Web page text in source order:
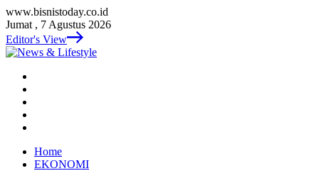
www.bisnistoday.co.id
Jumat , 7 Agustus 2026
Editor's View
Home
EKONOMI